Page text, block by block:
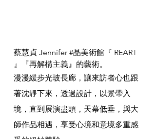
蔡慧貞 Jennifer #晶美術館 『 REART
』『再解構主義』的藝術。
漫漫緩步光玻長廊，讓來訪者⼼也跟
著沈靜下來，透過設計，以景帶入
境，直到展演盡頭，天幕低垂，與⼤
師作品相遇，享受⼼境和意境多重感